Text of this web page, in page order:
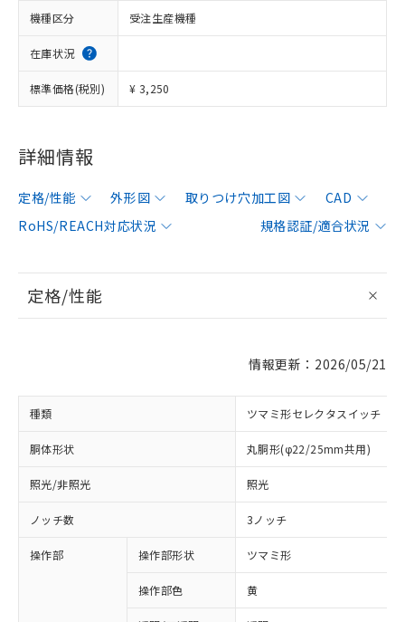
機種区分 受注生産機種
在庫状況
標準価格(税別) ¥ 3,250
詳細情報
定格/性能 外形図 取りつけ穴加工図
CAD
RoHS/REACH対応状況
規格認証/適合状況
定格/性能
情報更新：2026/05/21
種類 ツマミ形セレクタスイッチ
胴体形状 丸胴形(φ22/25mm共用)
照光/非照光 照光
ノッチ数 3ノッチ
操作部 操作部形状 ツマミ形
操作部色 黄